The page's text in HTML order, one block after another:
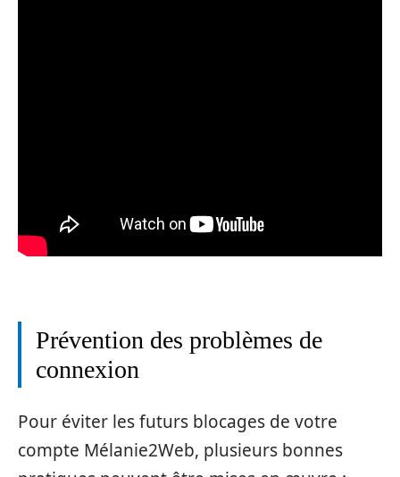
Prévention des problèmes de
connexion
Pour éviter les futurs blocages de votre
compte Mélanie2Web, plusieurs bonnes